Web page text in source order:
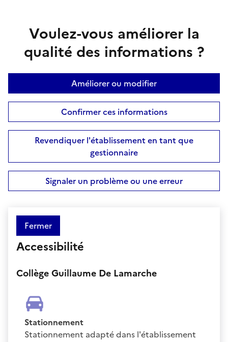
Voulez-vous améliorer la
qualité des informations ?
Améliorer ou modifier
Confirmer ces informations
Revendiquer l'établissement en tant que
gestionnaire
Signaler un problème ou une erreur
Fermer
Accessibilité
Collège Guillaume De Lamarche
Stationnement
Stationnement adapté dans l'établissement